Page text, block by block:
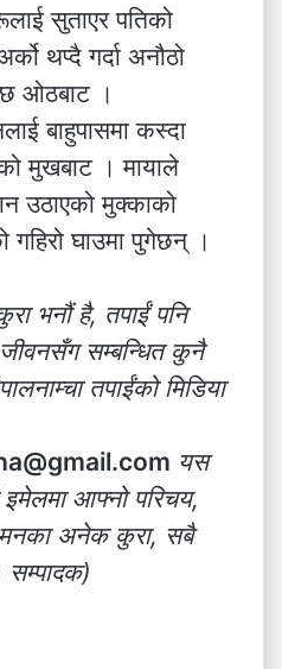
सुताएर पतिको
थप्दै गर्दा अनौठो
ओठबाट ।
बाहुपासमा कस्दा
मुखबाट । मायाले
उठाएको मुक्काको
गहिरो घाउमा पुगेछन् ।
भनौं है, तपाईं पनि
सम्बन्धित कुनै
तपाईंको मिडिया
यस
आफ्नो परिचय,
मनका अनेक कुरा, सबै
सम्पादक)